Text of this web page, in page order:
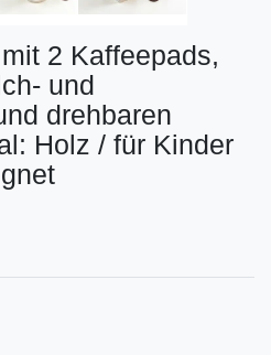
2 Kaffeepads,
und
drehbaren
Holz / für Kinder